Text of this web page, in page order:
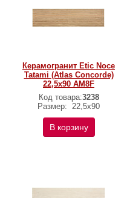
Керамогранит Etic Noce
Tatami (Atlas Concorde)
22,5х90 AM8F
Код товара:3238
Размер: 22,5х90
В корзину